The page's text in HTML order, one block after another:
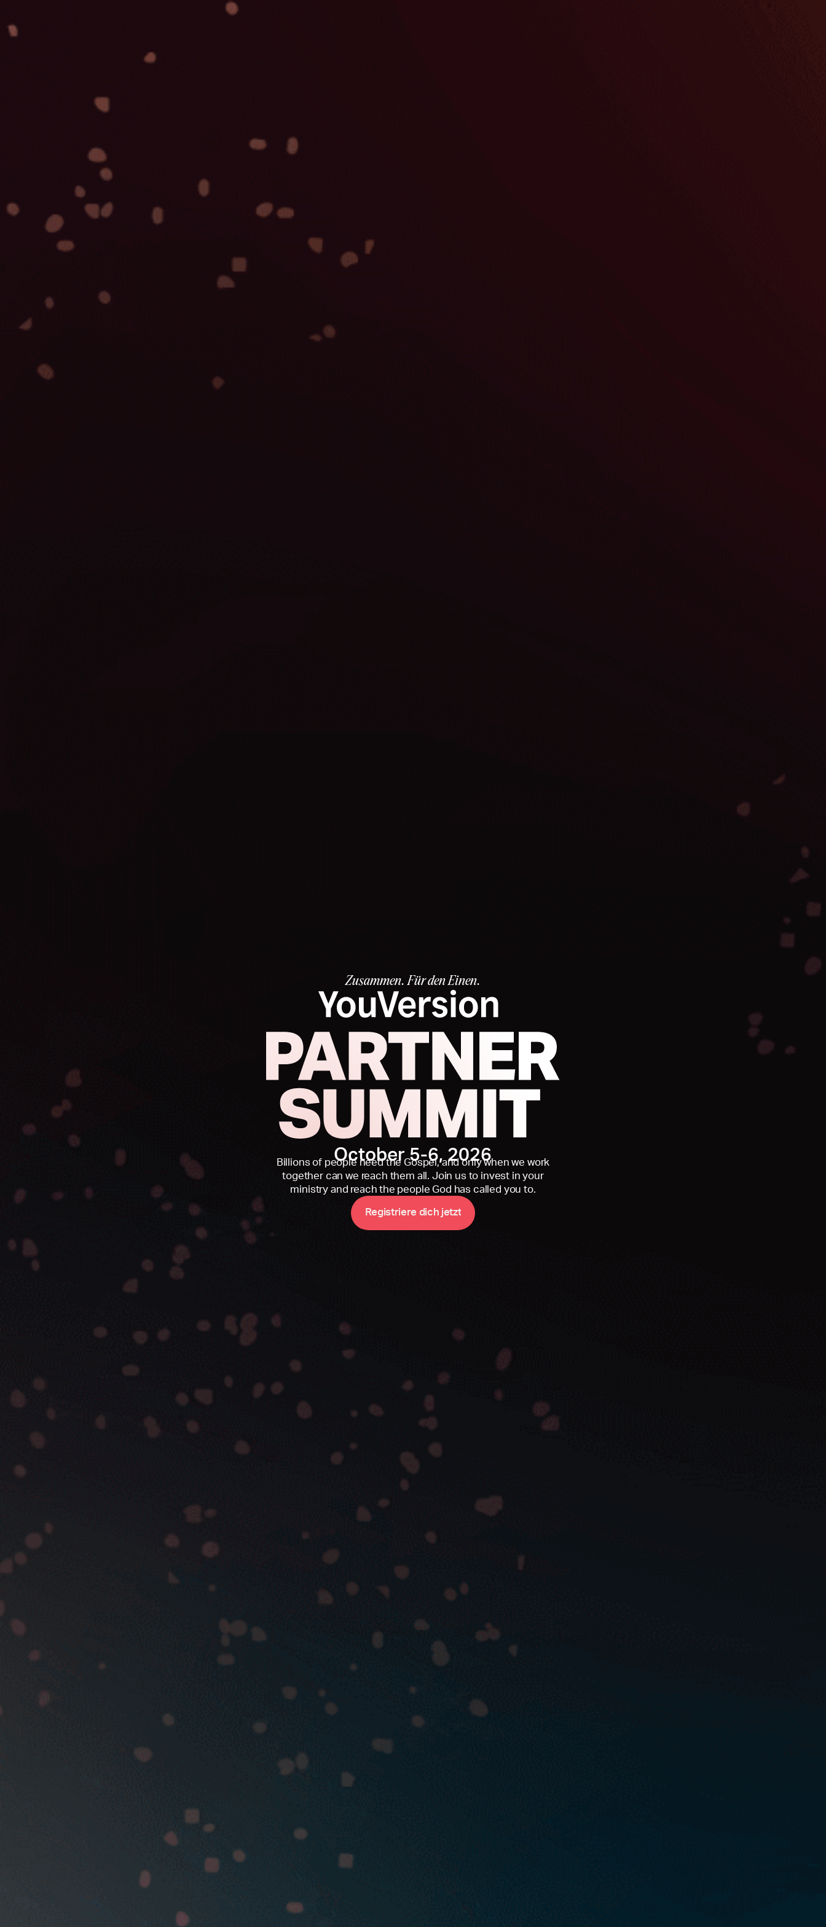
Zusammen. Für den Einen.
October 5-6, 2026
Billions of people need the Gospel, and only when we work
together can we reach them all. Join us to invest in your
ministry and reach the people God has called you to.
Registriere dich jetzt